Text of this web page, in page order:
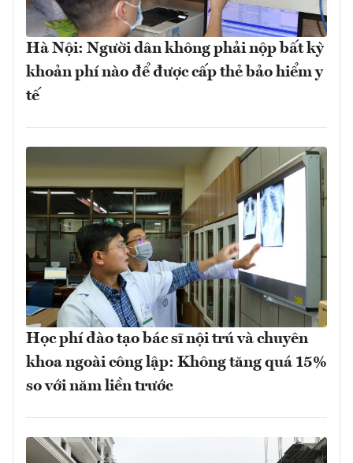
Hà Nội: Người dân không phải nộp bất kỳ
khoản phí nào để được cấp thẻ bảo hiểm y
tế
Học phí đào tạo bác sĩ nội trú và chuyên
khoa ngoài công lập: Không tăng quá 15%
so với năm liền trước